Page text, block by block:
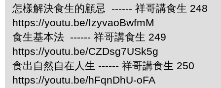
怎樣解決食生的顧忌 ------ 祥哥講食生 248
https://youtu.be/IzyvaoBwfmM
食生基本法 ------ 祥哥講食生 249
https://youtu.be/CZDsg7USk5g
食出自然自在人生 ------ 祥哥講食生 250
https://youtu.be/hFqnDhU-oFA